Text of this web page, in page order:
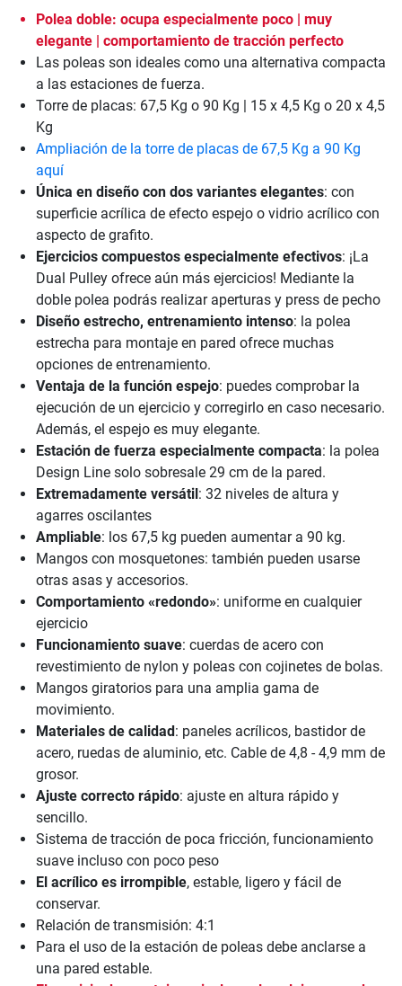
Polea doble: ocupa especialmente poco | muy
elegante | comportamiento de tracción perfecto
Las poleas son ideales como una alternativa compacta
a las estaciones de fuerza.
Torre de placas: 67,5 Kg o 90 Kg | 15 x 4,5 Kg o 20 x 4,5
Kg
Ampliación de la torre de placas de 67,5 Kg a 90 Kg
aquí
Única en diseño con dos variantes elegantes: con
superficie acrílica de efecto espejo o vidrio acrílico con
aspecto de grafito.
Ejercicios compuestos especialmente efectivos: ¡La
Dual Pulley ofrece aún más ejercicios! Mediante la
doble polea podrás realizar aperturas y press de pecho
Diseño estrecho, entrenamiento intenso: la polea
estrecha para montaje en pared ofrece muchas
opciones de entrenamiento.
Ventaja de la función espejo: puedes comprobar la
ejecución de un ejercicio y corregirlo en caso necesario.
Además, el espejo es muy elegante.
Estación de fuerza especialmente compacta: la polea
Design Line solo sobresale 29 cm de la pared.
Extremadamente versátil : 32 niveles de altura y
agarres oscilantes
Ampliable: los 67,5 kg pueden aumentar a 90 kg.
Mangos con mosquetones: también pueden usarse
otras asas y accesorios.
Comportamiento «redondo»: uniforme en cualquier
ejercicio
Funcionamiento suave: cuerdas de acero con
revestimiento de nylon y poleas con cojinetes de bolas.
Mangos giratorios para una amplia gama de
movimiento.
Materiales de calidad : paneles acrílicos, bastidor de
acero, ruedas de aluminio, etc. Cable de 4,8 - 4,9 mm de
grosor.
Ajuste correcto rápido: ajuste en altura rápido y
sencillo.
Sistema de tracción de poca fricción, funcionamiento
suave incluso con poco peso
El acrílico es irrompible, estable, ligero y fácil de
conservar.
Relación de transmisión: 4:1
Para el uso de la estación de poleas debe anclarse a
una pared estable.